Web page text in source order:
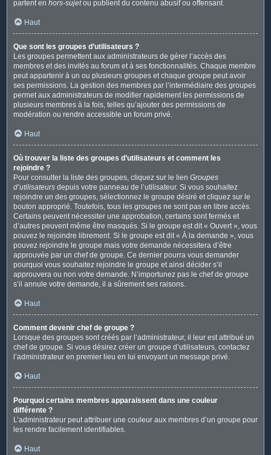
partent en hors-sujetou publient du contenu abusif ou offensant.
Haut
Que sont les groupes d’utilisateurs ?
Les groupes permettent aux administrateurs de gérer l’accès des
membres et des invités au forum et à ses fonctionnalités. Chaque membre
peut appartenir à un ou plusieurs groupes et chaque groupe peut avoir
ses permissions. La gestion des membres par l’intermédiaire des groupes
permet aux administrateurs de modifier rapidement les permissions de
plusieurs membres à la fois, telles qu’ajouter des permissions de
modération ou rendre accessible un forum privé.
Haut
Où trouver la liste des groupes d’utilisateurs et comment les
rejoindre ?
Pour consulter la liste des groupes, cliquez sur le lien Groupes
d’utilisateurs depuis votre panneau de l’utilisateur. Si vous souhaitez
rejoindre un des groupes, sélectionnez le groupe désiré et cliquez sur le
bouton approprié. Toutefois, tous les groupes ne sont pas en libre accès.
Certains peuvent nécessiter une approbation, certains sont fermés et
d’autres peuvent même être masqués. Si le groupe est dit « Ouvert », vous
pouvez le rejoindre librement. Si le groupe est dit « À la demande », vous
pouvez rejoindre le groupe mais votre demande nécessitera d’être
approuvée par un chef de groupe. Ce dernier pourra vous demander
pourquoi vous souhaitez rejoindre le groupe et ainsi décider s’il
approuvera ou non votre demande. N’importunez pas le chef de groupe
s’il annule votre demande, il a sûrement ses raisons.
Haut
Comment devenir chef de groupe ?
Lorsque des groupes sont créés par l’administrateur, il leur est attribué un
chef de groupe. Si vous désirez créer un groupe d’utilisateurs, contactez
l’administrateur en premier lieu en lui envoyant un message privé.
Haut
Pourquoi certains membres apparaissent dans une couleur
différente ?
L’administrateur peut attribuer une couleur aux membres d’un groupe pour
les rendre facilement identifiables.
Haut